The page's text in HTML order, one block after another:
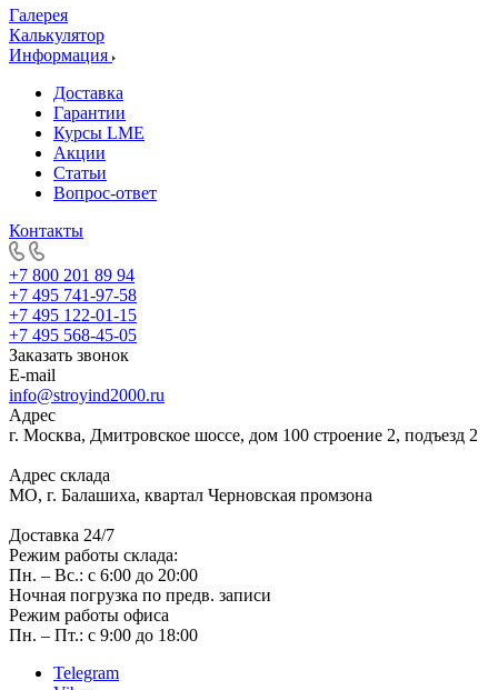
Галерея
Калькулятор
Информация
Доставка
Гарантии
Курсы LME
Акции
Статьи
Вопрос-ответ
Контакты
+7 800 201 89 94
+7 495 741-97-58
+7 495 122-01-15
+7 495 568-45-05
Заказать звонок
E-mail
info@stroyind2000.ru
Адрес
г. Москва, Дмитровское шоссе, дом 100 строение 2, подъезд 2
Адрес склада
МО, г. Балашиха, квартал Черновская промзона
Доставка 24/7
Режим работы склада:
Пн. – Вс.: с 6:00 до 20:00
Ночная погрузка по предв. записи
Режим работы офиса
Пн. – Пт.: с 9:00 до 18:00
Telegram